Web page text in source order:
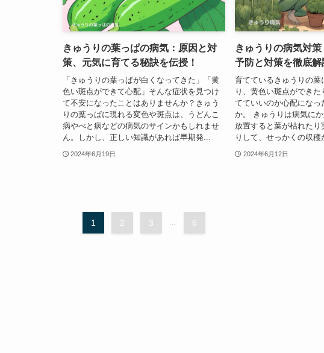
きゅうりの葉っぱの病気：原因と対
策、元気に育てる秘訣を伝授！
「きゅうりの葉っぱが白くなってきた」「黄
色い斑点ができて心配」そんな症状を見つけ
て不安になったことはありませんか？きゅう
りの葉っぱに現れる変色や斑点は、うどんこ
病やべと病などの病気のサインかもしれませ
ん。しかし、正しい知識があれば早期発...
2024年6月19日
きゅうりの病気対策
予防と対策を徹底解
育てているきゅうりの葉
り、黄色い斑点ができ
てていいのか心配になっ
か。 きゅうりは病気にか
放置すると葉が枯れたり
りして、せっかくの収穫
2024年6月12日
1 2 3 6